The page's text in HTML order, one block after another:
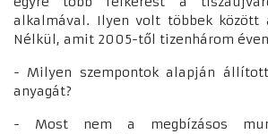
alkalmával. Ilyen volt többek között
Nélkül, amit 2005-től tizenhárom
- Milyen szempontok alapján
anyagát?
- Most nem a megbízásos